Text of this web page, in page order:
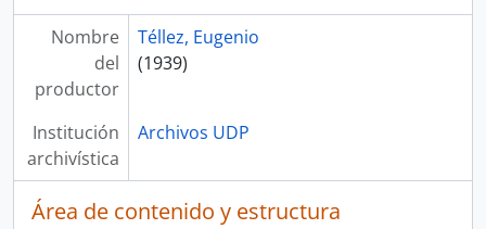
Nombre
del
productor
Téllez, Eugenio
(1939)
Institución
archivística
Archivos UDP
Área de contenido y estructura